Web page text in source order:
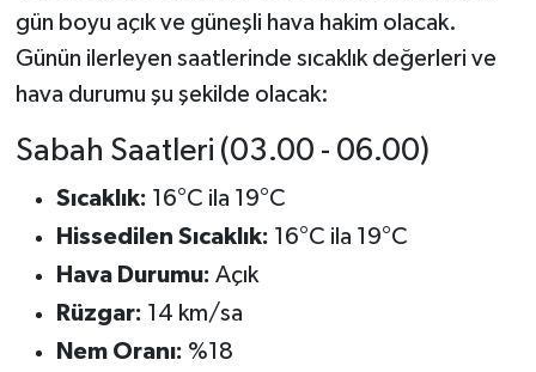
gün boyu açık ve güneşli hava hakim olacak.
Günün ilerleyen saatlerinde sıcaklık değerleri ve
hava durumu şu şekilde olacak:
Sabah Saatleri (03.00 - 06.00)
Sıcaklık: 16°C ila 19°C
Hissedilen Sıcaklık: 16°C ila 19°C
Hava Durumu: Açık
Rüzgar: 14 km/sa
Nem Oranı: %18
Kültür Sanat
Magazin
Otomobil
Pazarlar
Politika